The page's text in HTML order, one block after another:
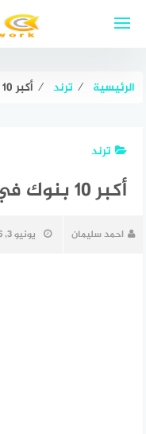
الرئيسية ⁄ ترند ⁄ أكبر 10 بنوك في أمريكا في عام 2018
ترند
أكبر 10 بنوك في أمريكا في عام 2018
احمد سليمان يونيو 3, 2026